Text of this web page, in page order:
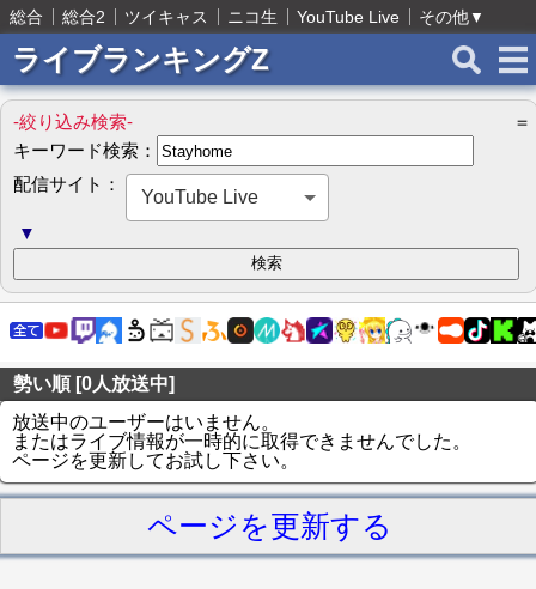
総合 総合2 ツイキャス ニコ生 YouTube Live その他▼
ライブランキングZ
-絞り込み検索-
＝
キーワード検索：
配信サイト：
YouTube Live
▼
勢い順 [0人放送中]
放送中のユーザーはいません。
またはライブ情報が一時的に取得できませんでした。
ページを更新してお試し下さい。
ページを更新する